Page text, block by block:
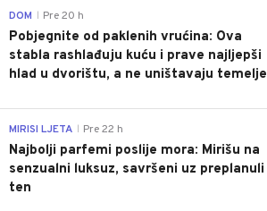
DOM Pre 20 h
Pobjegnite od paklenih vrućina: Ova
stabla rashlađuju kuću i prave najljepši
hlad u dvorištu, a ne uništavaju temelje
MIRISI LJETA Pre 22 h
Najbolji parfemi poslije mora: Mirišu na
senzualni luksuz, savršeni uz preplanuli
ten